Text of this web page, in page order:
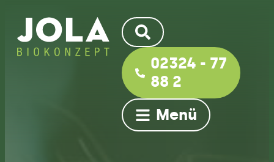
02324 - 77
88 2
Menü